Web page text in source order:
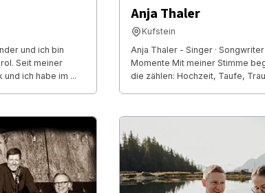
und ich bin
Seit meiner
ich habe im ...
Anja Thaler
Kufstein
Anja Thaler - Singer ·
Momente Mit meiner Stimme
die zählen: Hochzeit, Taufe,